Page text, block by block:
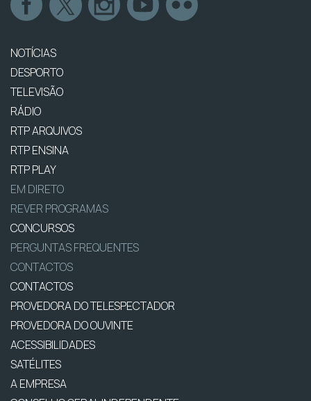
NOTÍCIAS
DESPORTO
TELEVISÃO
RÁDIO
RTP ARQUIVOS
RTP ENSINA
RTP PLAY
EM DIRETO
REVER PROGRAMAS
CONCURSOS
PERGUNTAS FREQUENTES
CONTACTOS
CONTACTOS
PROVEDORA DO TELESPECTADOR
PROVEDORA DO OUVINTE
ACESSIBILIDADES
SATÉLITES
A EMPRESA